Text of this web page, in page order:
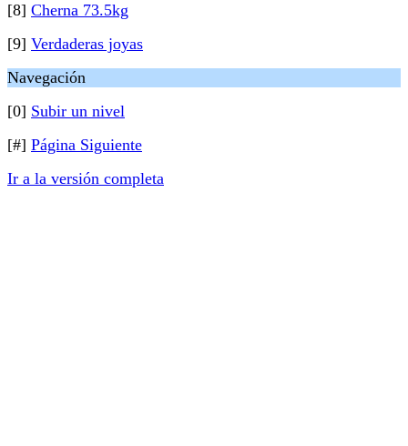
[8] Cherna 73.5kg
[9] Verdaderas joyas
Navegación
[0] Subir un nivel
[#] Página Siguiente
Ir a la versión completa